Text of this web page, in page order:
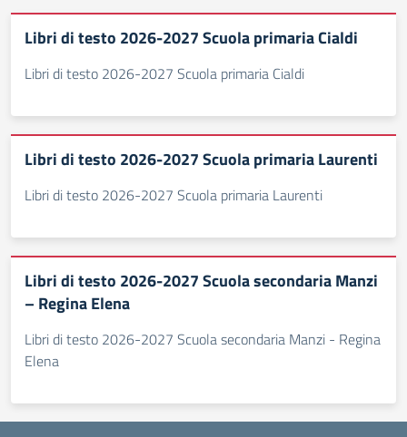
Libri di testo 2026-2027 Scuola primaria Cialdi
Libri di testo 2026-2027 Scuola primaria Cialdi
Libri di testo 2026-2027 Scuola primaria Laurenti
Libri di testo 2026-2027 Scuola primaria Laurenti
Libri di testo 2026-2027 Scuola secondaria Manzi
– Regina Elena
Libri di testo 2026-2027 Scuola secondaria Manzi - Regina
Elena